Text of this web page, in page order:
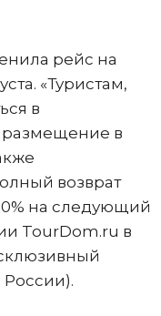
рейс на
«Туристам,
в
размещение в
возврат
на следующий
TourDom.ru в
России).